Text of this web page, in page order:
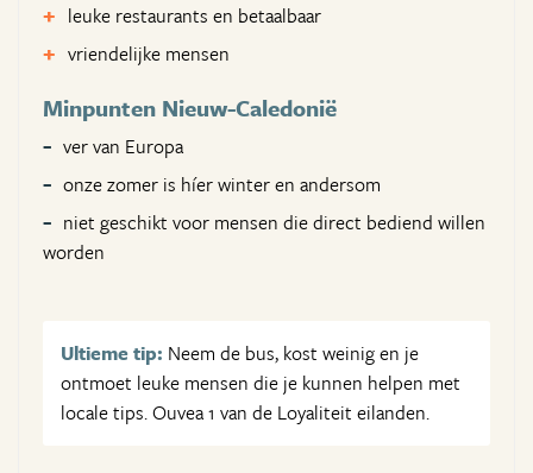
leuke restaurants en betaalbaar
vriendelijke mensen
Minpunten Nieuw-Caledonië
ver van Europa
onze zomer is híer winter en andersom
niet geschikt voor mensen die direct bediend willen
worden
Ultieme tip: Neem de bus, kost weinig en je
ontmoet leuke mensen die je kunnen helpen met
locale tips. Ouvea 1 van de Loyaliteit eilanden.